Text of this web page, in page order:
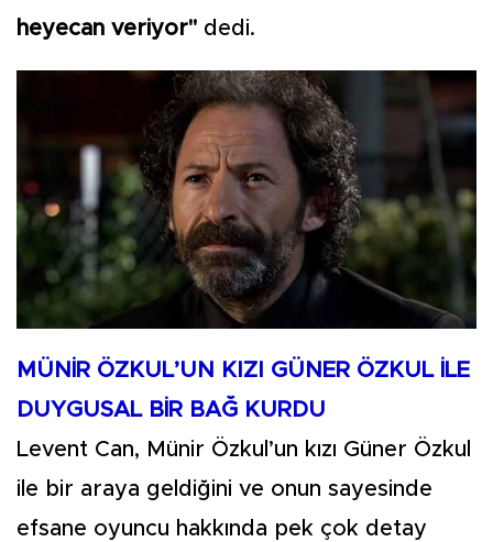
heyecan veriyor" dedi.
MÜNİR ÖZKUL’UN KIZI GÜNER ÖZKUL İLE
DUYGUSAL BİR BAĞ KURDU
Levent Can, Münir Özkul’un kızı Güner Özkul
ile bir araya geldiğini ve onun sayesinde
efsane oyuncu hakkında pek çok detay